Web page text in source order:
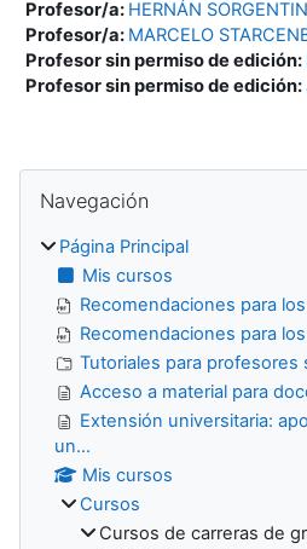
Profesor/a: HERNÁN
Profesor/a: MARCELO
Profesor sin permiso de edición:
Profesor sin permiso de edición:
Bloques
Navegación
Página Principal
Mis cursos
Recomendaciones para
Recomendaciones para
Tutoriales para
Acceso a material para
Extensión universitaria:
un...
Mis cursos
Cursos
Cursos de carreras de